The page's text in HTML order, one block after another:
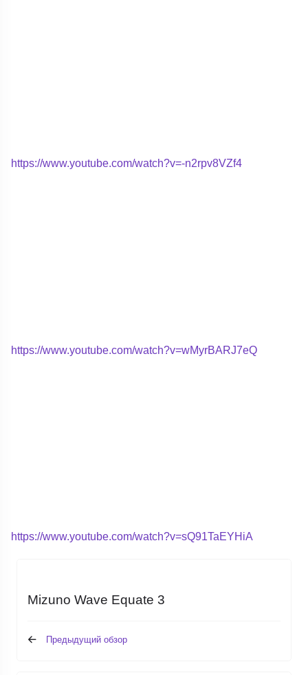
https://www.youtube.com/watch?v=-n2rpv8VZf4
https://www.youtube.com/watch?v=wMyrBARJ7eQ
https://www.youtube.com/watch?v=sQ91TaEYHiA
Mizuno Wave Equate 3
Предыдущий обзор